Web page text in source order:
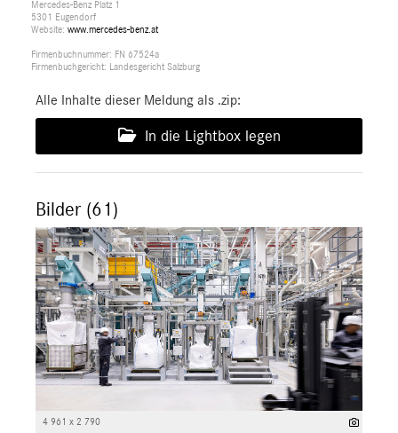
Mercedes-Benz Platz 1
5301 Eugendorf
Website: www.mercedes-benz.at
Firmenbuchnummer: FN 67524a
Firmenbuchgericht: Landesgericht Salzburg
Alle Inhalte dieser Meldung als .zip:
In die Lightbox legen
Bilder (61)
4 961 x 2 790